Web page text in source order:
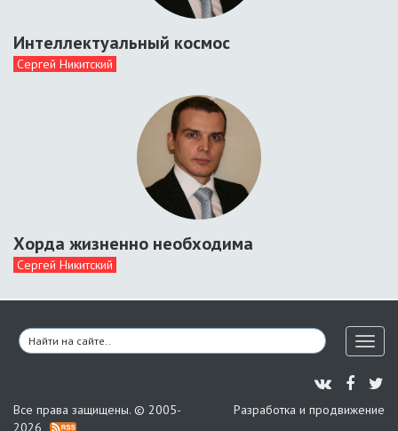
Интеллектуальный космос
Сергей Никитский
Хорда жизненно необходима
Сергей Никитский
Все права защищены. © 2005-
2026
Разработка и продвижение